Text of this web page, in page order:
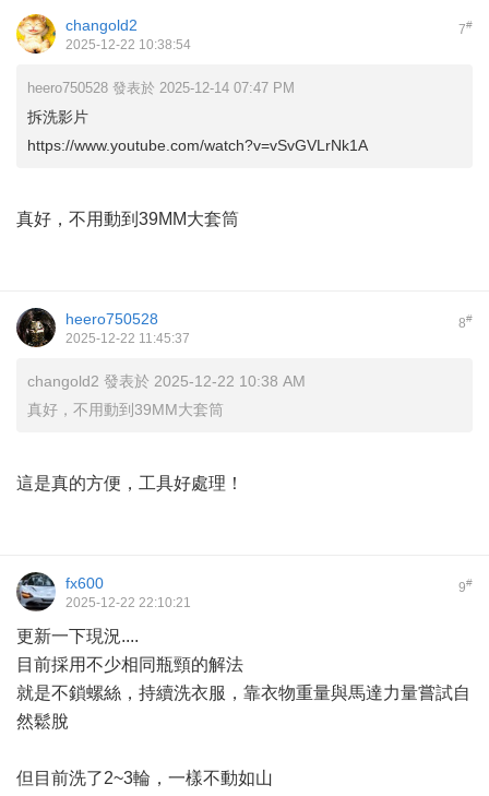
7#
changold2
2025-12-22 10:38:54
heero750528 發表於 2025-12-14 07:47 PM
拆洗影片
https://www.youtube.com/watch?v=vSvGVLrNk1A
真好，不用動到39MM大套筒
8#
heero750528
2025-12-22 11:45:37
changold2 發表於 2025-12-22 10:38 AM
真好，不用動到39MM大套筒
這是真的方便，工具好處理！
9#
fx600
2025-12-22 22:10:21
更新一下現況....
目前採用不少相同瓶頸的解法
就是不鎖螺絲，持續洗衣服，靠衣物重量與馬達力量嘗試自
然鬆脫
但目前洗了2~3輪，一樣不動如山